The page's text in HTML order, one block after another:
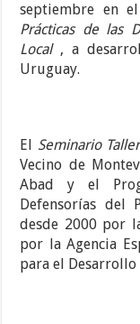
septiembre en el
Prácticas de las
Local , a
Uruguay.
El Seminario
Vecino de
Abad y el
Defensorías del
desde 2000 por
por la Agencia
para el Desarrollo